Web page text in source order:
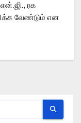
ரக
வேண்டும் என